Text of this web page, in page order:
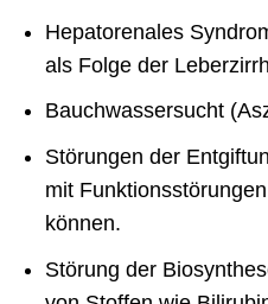
Hepatorenales
als Folge der
Bauchwassersucht
Störungen der
mit
können.
Störung der